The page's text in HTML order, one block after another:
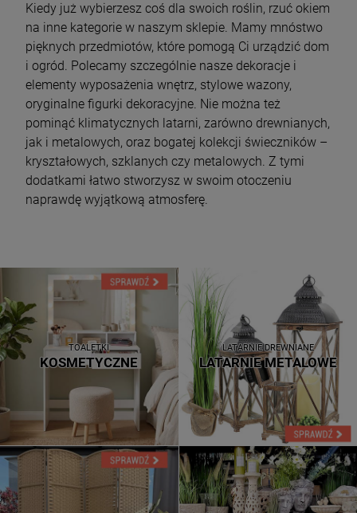
Kiedy już wybierzesz coś dla swoich roślin, rzuć okiem
na inne kategorie w naszym sklepie. Mamy mnóstwo
pięknych przedmiotów, które pomogą Ci urządzić dom
i ogród. Polecamy szczególnie nasze dekoracje i
elementy wyposażenia wnętrz, stylowe wazony,
oryginalne figurki dekoracyjne. Nie można też
pominąć klimatycznych latarni, zarówno drewnianych,
jak i metalowych, oraz bogatej kolekcji świeczników –
kryształowych, szklanych czy metalowych. Z tymi
dodatkami łatwo stworzysz w swoim otoczeniu
naprawdę wyjątkową atmosferę.
TOALETKI
KOSMETYCZNE
LATARNIE DREWNIANE
LATARNIE METALOWE